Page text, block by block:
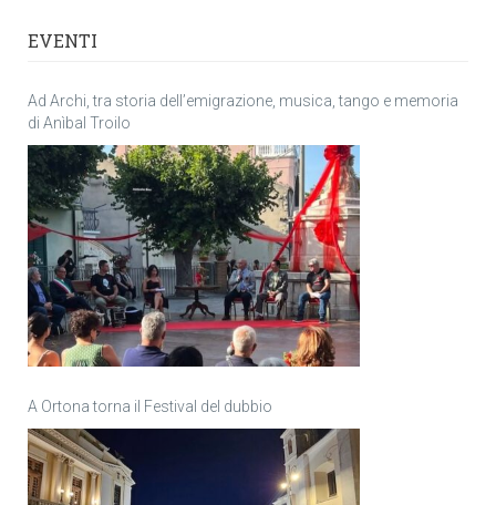
EVENTI
Ad Archi, tra storia dell’emigrazione, musica, tango e memoria
di Anìbal Troilo
A Ortona torna il Festival del dubbio